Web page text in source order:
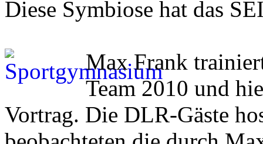
Diese Symbiose hat das
Max Frank
Team 2010 und
Vortrag. Die DLR-Gäste